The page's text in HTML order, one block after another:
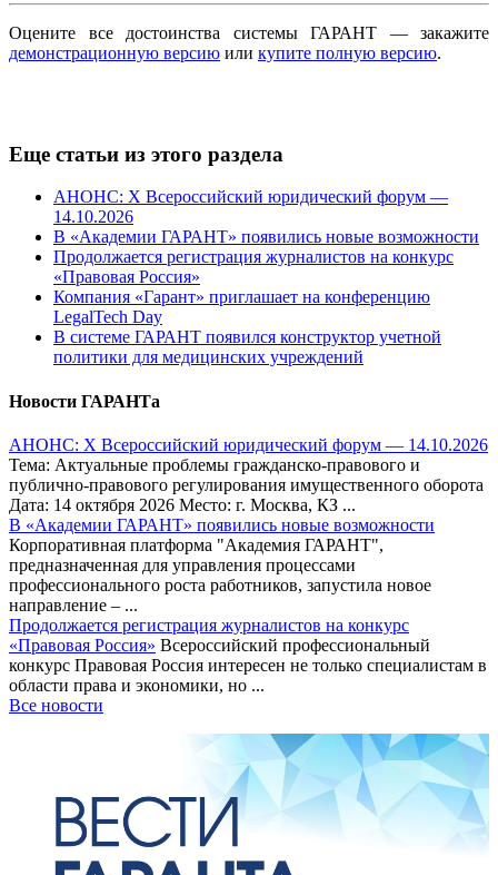
Оцените все достоинства системы ГАРАНТ — закажите
демонстрационную версию или купите полную версию.
Еще статьи из этого раздела
АНОНС: Х Всероссийский юридический форум —
14.10.2026
В «Академии ГАРАНТ» появились новые возможности
Продолжается регистрация журналистов на конкурс
«Правовая Россия»
Компания «Гарант» приглашает на конференцию
LegalTech Day
В системе ГАРАНТ появился конструктор учетной
политики для медицинских учреждений
Новости ГАРАНТа
АНОНС: Х Всероссийский юридический форум — 14.10.2026
Тема: Актуальные проблемы гражданско-правового и
публично-правового регулирования имущественного оборота
Дата: 14 октября 2026 Место: г. Москва, КЗ ...
В «Академии ГАРАНТ» появились новые возможности
Корпоративная платформа "Академия ГАРАНТ",
предназначенная для управления процессами
профессионального роста работников, запустила новое
направление – ...
Продолжается регистрация журналистов на конкурс
«Правовая Россия» Всероссийский профессиональный
конкурс Правовая Россия интересен не только специалистам в
области права и экономики, но ...
Все новости